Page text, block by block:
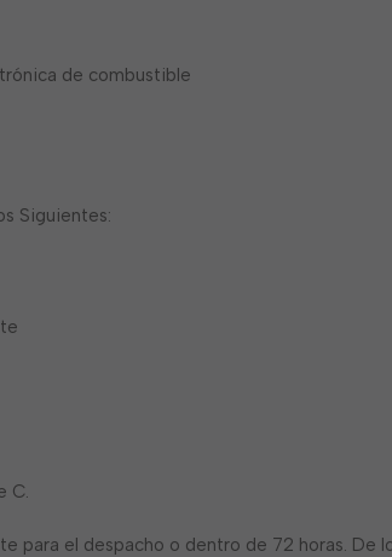
de combustible
Siguientes:
C.
para el despacho o dentro de 72 horas. De